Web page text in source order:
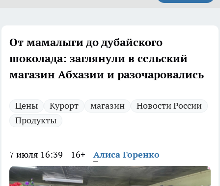
От мамалыги до дубайского
шоколада: заглянули в сельский
магазин Абхазии и разочаровались
Цены Курорт магазин
Новости России
Продукты
7 июля 16:39 16+ Алиса Горенко